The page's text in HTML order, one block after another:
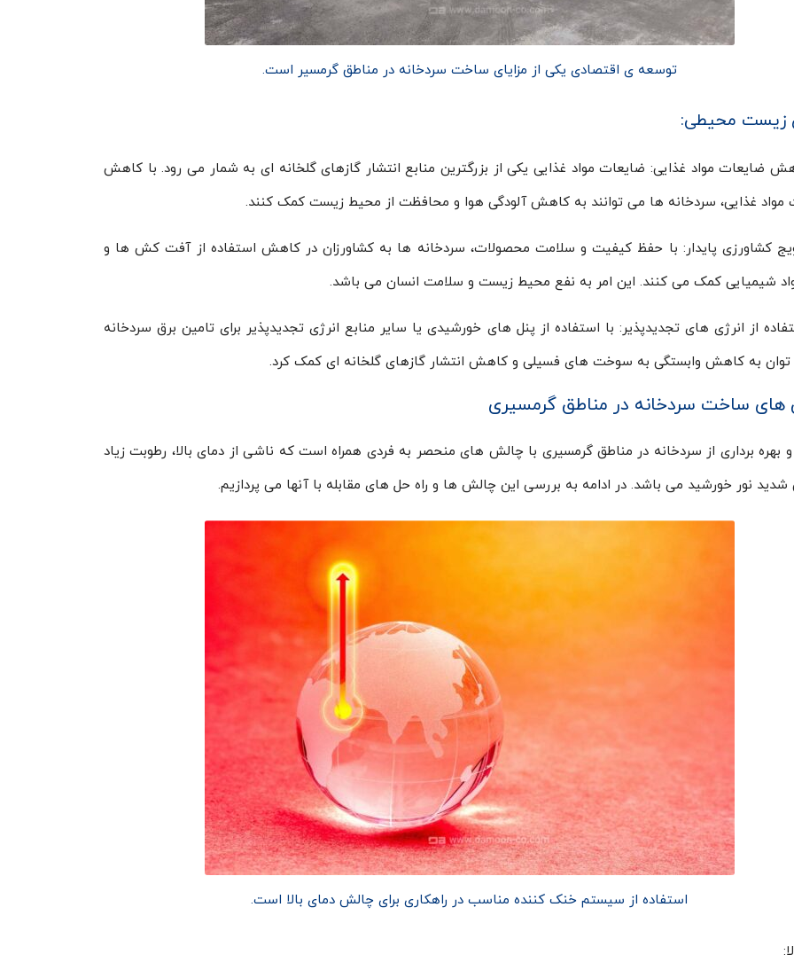
توسعه ی اقتصادی یکی از مزایای ساخت سردخانه در مناطق گرمسیر است.
زیست محیطی:
ضایعات مواد غذایی: ضایعات مواد غذایی یکی از بزرگترین منابع انتشار گازهای گلخانه ای به شمار می رود. با کاهش
مواد غذایی، سردخانه ها می توانند به کاهش آلودگی هوا و محافظت از محیط زیست کمک کنند.
کشاورزی پایدار: با حفظ کیفیت و سلامت محصولات، سردخانه ها به کشاورزان در کاهش استفاده از آفت کش ها و
شیمیایی کمک می کنند. این امر به نفع محیط زیست و سلامت انسان می باشد.
از انرژی های تجدیدپذیر: با استفاده از پنل های خورشیدی یا سایر منابع انرژی تجدیدپذیر برای تامین برق سردخانه
توان به کاهش وابستگی به سوخت های فسیلی و کاهش انتشار گازهای گلخانه ای کمک کرد.
ساخت سردخانه در مناطق گرمسیری
برداری از سردخانه در مناطق گرمسیری با چالش های منحصر به فردی همراه است که ناشی از دمای بالا، رطوبت زیاد
نور خورشید می باشد. در ادامه به بررسی این چالش ها و راه حل های مقابله با آنها می پردازیم.
استفاده از سیستم خنک کننده مناسب در راهکاری برای چالش دمای بالا است.